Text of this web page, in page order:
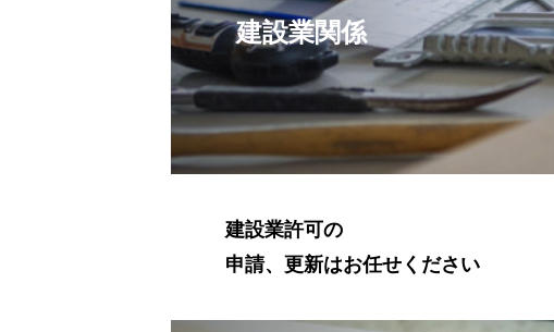
建設業関係
建設業許可の
申請、更新はお任せください